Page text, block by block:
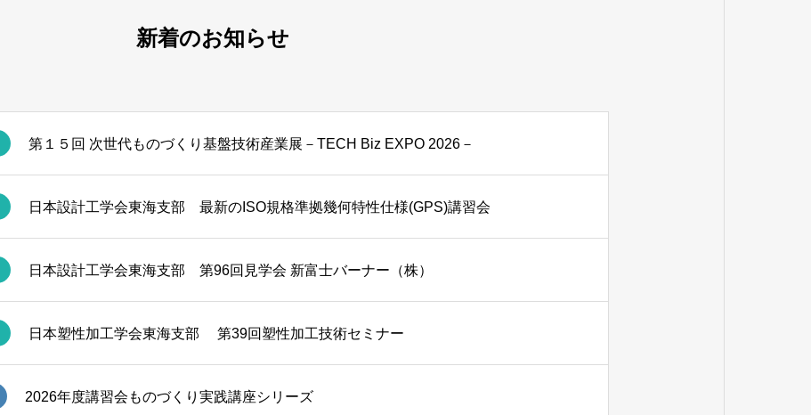
新着のお知らせ
第１５回 次世代ものづくり基盤技術産業展－TECH Biz EXPO 2026－
日本設計工学会東海支部 最新のISO規格準拠幾何特性仕様(GPS)講習会
日本設計工学会東海支部 第96回見学会 新富士バーナー（株）
日本塑性加工学会東海支部 第39回塑性加工技術セミナー
2026年度講習会ものづくり実践講座シリーズ